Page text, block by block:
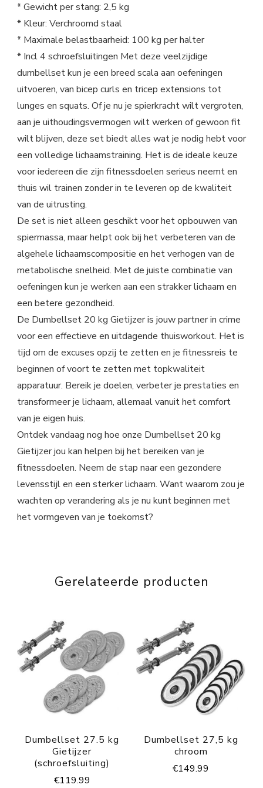
* Gewicht per stang: 2,5 kg
* Kleur: Verchroomd staal
* Maximale belastbaarheid: 100 kg per halter
* Incl 4 schroefsluitingen Met deze veelzijdige
dumbellset kun je een breed scala aan oefeningen
uitvoeren, van bicep curls en tricep extensions tot
lunges en squats. Of je nu je spierkracht wilt vergroten,
aan je uithoudingsvermogen wilt werken of gewoon fit
wilt blijven, deze set biedt alles wat je nodig hebt voor
een volledige lichaamstraining. Het is de ideale keuze
voor iedereen die zijn fitnessdoelen serieus neemt en
thuis wil trainen zonder in te leveren op de kwaliteit
van de uitrusting.
De set is niet alleen geschikt voor het opbouwen van
spiermassa, maar helpt ook bij het verbeteren van de
algehele lichaamscompositie en het verhogen van de
metabolische snelheid. Met de juiste combinatie van
oefeningen kun je werken aan een strakker lichaam en
een betere gezondheid.
De Dumbellset 20 kg Gietijzer is jouw partner in crime
voor een effectieve en uitdagende thuisworkout. Het is
tijd om de excuses opzij te zetten en je fitnessreis te
beginnen of voort te zetten met topkwaliteit
apparatuur. Bereik je doelen, verbeter je prestaties en
transformeer je lichaam, allemaal vanuit het comfort
van je eigen huis.
Ontdek vandaag nog hoe onze Dumbellset 20 kg
Gietijzer jou kan helpen bij het bereiken van je
fitnessdoelen. Neem de stap naar een gezondere
levensstijl en een sterker lichaam. Want waarom zou je
wachten op verandering als je nu kunt beginnen met
het vormgeven van je toekomst?
Gerelateerde producten
Dumbellset 27.5 kg
Gietijzer
(schroefsluiting)
€119.99
Dumbellset 27,5 kg
chroom
€149.99